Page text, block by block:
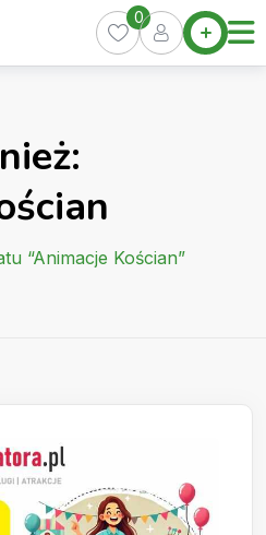
Home
Oferty
Kurs
0
“Animacje Kościan”